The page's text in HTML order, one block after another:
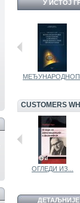
У ИСТОЈ
CUSTOMERS
ОГЛЕДИ ИЗ...
ДЕТАЉНИЈЕ